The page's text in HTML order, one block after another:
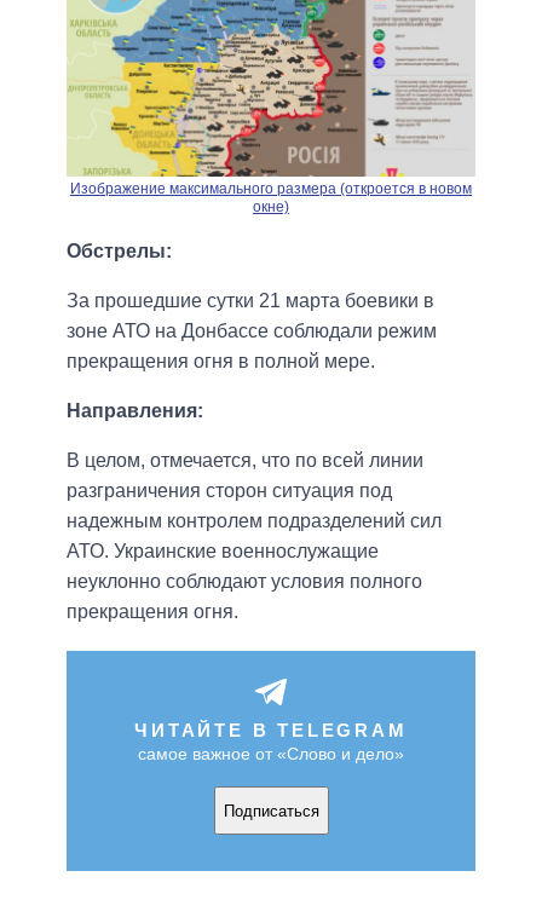
Изображение максимального размера (откроется в новом
окне)
Обстрелы:
За прошедшие сутки 21 марта боевики в
зоне АТО на Донбассе соблюдали режим
прекращения огня в полной мере.
Направления:
В целом, отмечается, что по всей линии
разграничения сторон ситуация под
надежным контролем подразделений сил
АТО. Украинские военнослужащие
неуклонно соблюдают условия полного
прекращения огня.
ЧИТАЙТЕ В TELEGRAM
самое важное от «Слово и дело»
Подписаться